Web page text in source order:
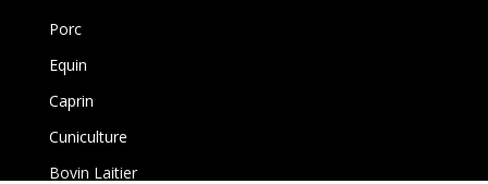
Porc
Equin
Caprin
Cuniculture
Bovin Laitier